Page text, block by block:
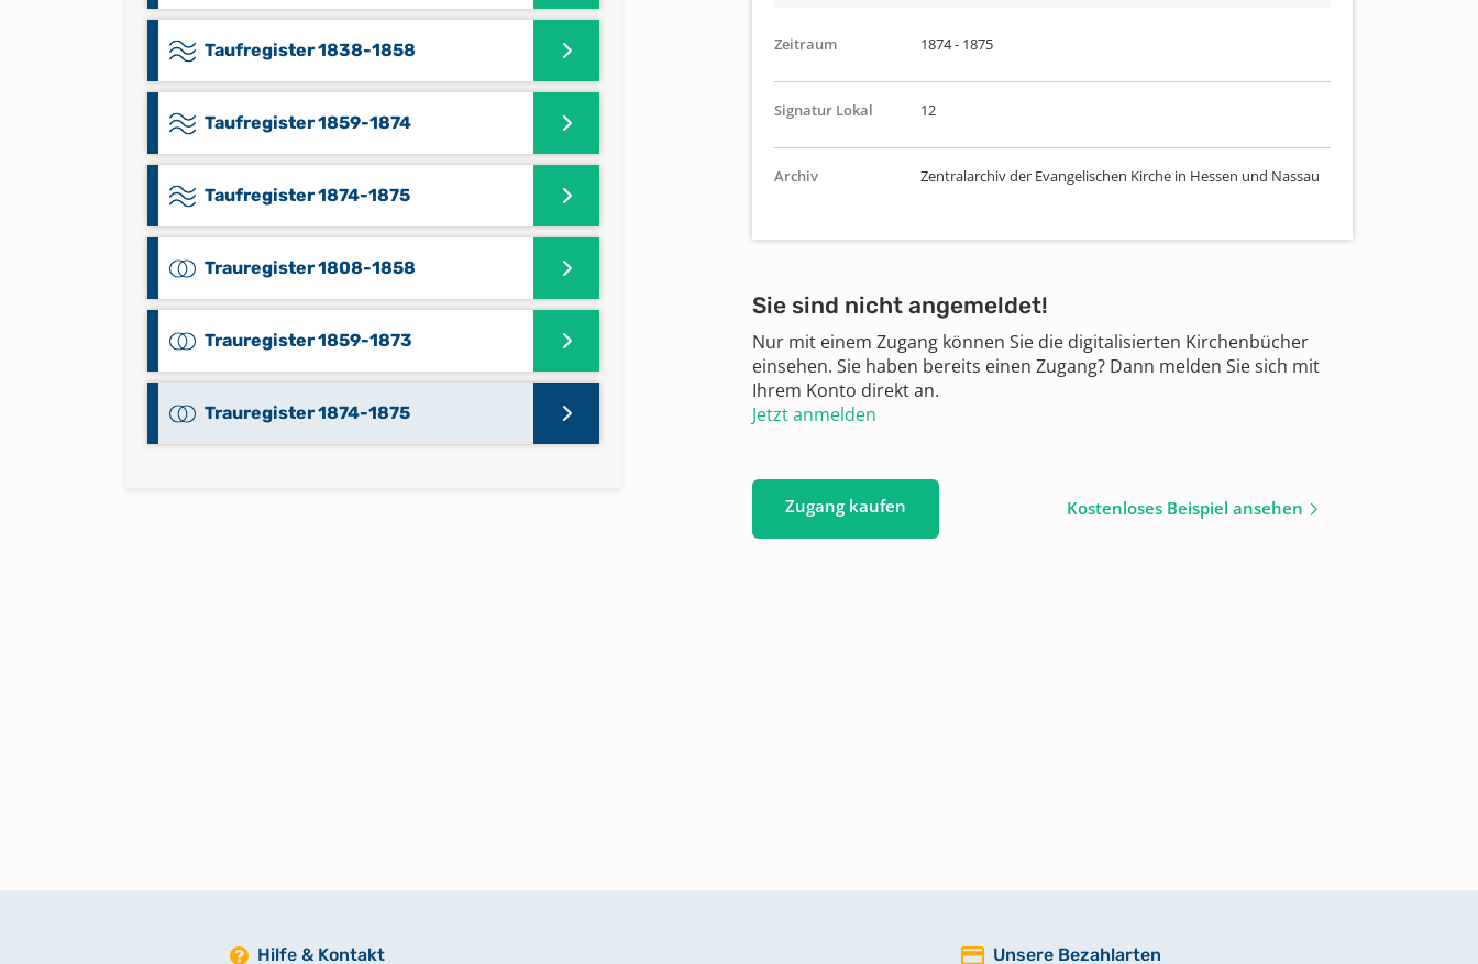
Taufregister 1838-1858
Taufregister 1859-1874
Taufregister 1874-1875
Trauregister 1808-1858
Trauregister 1859-1873
Trauregister 1874-1875
Zeitraum 1874 - 1875
Signatur Lokal 12
Archiv Zentralarchiv der Evangelischen Kirche in Hessen und Nassau
Sie sind nicht angemeldet!
Nur mit einem Zugang können Sie die digitalisierten Kirchenbücher
einsehen. Sie haben bereits einen Zugang? Dann melden Sie sich mit
Ihrem Konto direkt an.
Jetzt anmelden
Zugang kaufen Kostenloses Beispiel ansehen
Hilfe & Kontakt Unsere Bezahlarten